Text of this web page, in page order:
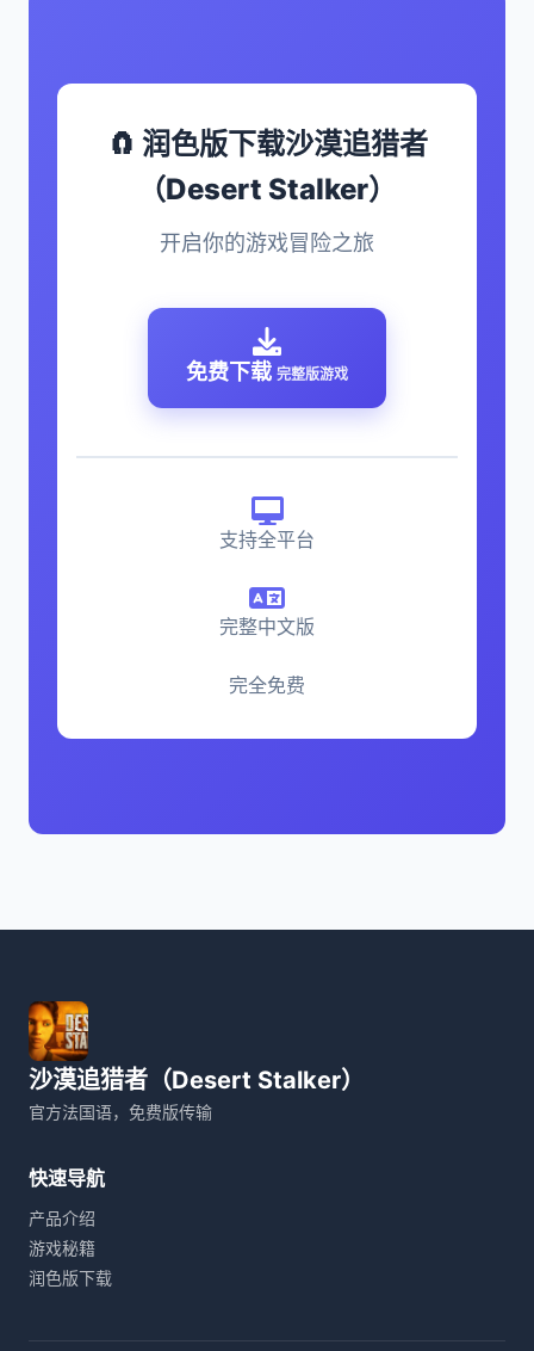
🧲 润色版下载沙漠追猎者
（Desert Stalker）
开启你的游戏冒险之旅
免费下载 完整版游戏
支持全平台
完整中文版
完全免费
沙漠追猎者（Desert Stalker）
官方法国语，免费版传输
快速导航
产品介绍
游戏秘籍
润色版下载